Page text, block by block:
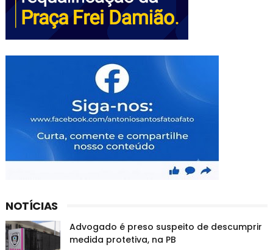
NOTÍCIAS
Advogado é preso suspeito de descumprir
medida protetiva, na PB